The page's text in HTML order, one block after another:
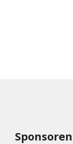
Sponsoren